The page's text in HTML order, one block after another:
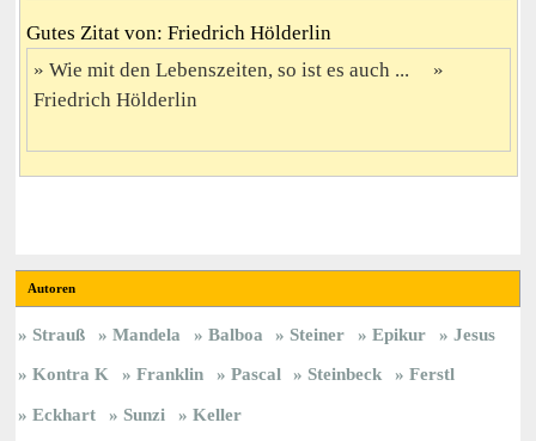
Gutes Zitat von: Friedrich Hölderlin
Wie mit den Lebenszeiten, so ist es auch ...
Friedrich Hölderlin
Autoren
Strauß Mandela Balboa Steiner Epikur
Jesus
Kontra K
Franklin Pascal Steinbeck
Ferstl
Eckhart
Sunzi Keller